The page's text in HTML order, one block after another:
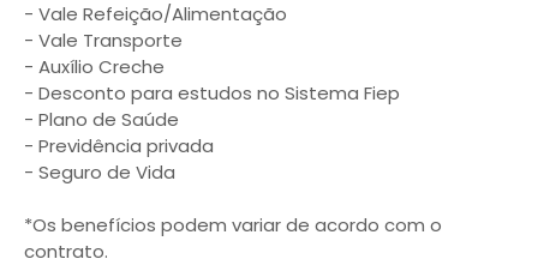
- Vale Refeição/Alimentação
- Vale Transporte
- Auxílio Creche
- Desconto para estudos no Sistema Fiep
- Plano de Saúde
- Previdência privada
- Seguro de Vida
*Os benefícios podem variar de acordo com o
contrato.